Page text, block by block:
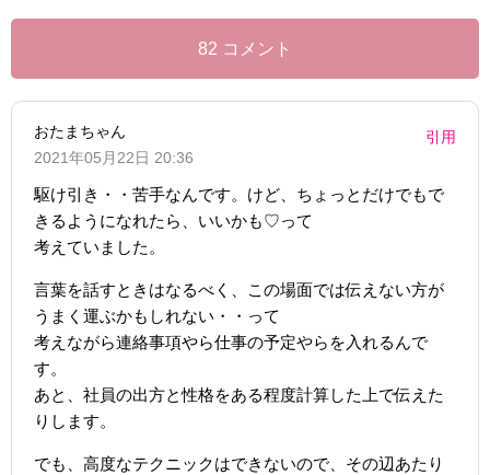
82 コメント
おたまちゃん
2021年05月22日 20:36
引用
駆け引き・・苦手なんです。けど、ちょっとだけでもで
きるようになれたら、いいかも♡って
考えていました。
言葉を話すときはなるべく、この場面では伝えない方が
うまく運ぶかもしれない・・って
考えながら連絡事項やら仕事の予定やらを入れるんで
す。
あと、社員の出方と性格をある程度計算した上で伝えた
りします。
でも、高度なテクニックはできないので、その辺あたり